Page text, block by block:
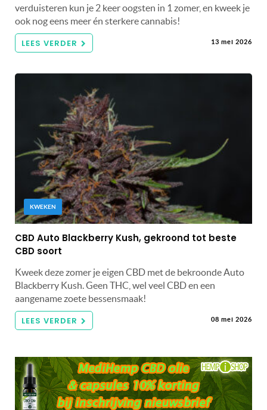
verduisteren kun je 2 keer oogsten in 1 zomer, en kweek je
ook nog eens meer én sterkere cannabis!
LEES VERDER 13 mei 2026
KWEKEN
CBD Auto Blackberry Kush, gekroond tot beste
CBD soort
Kweek deze zomer je eigen CBD met de bekroonde Auto
Blackberry Kush. Geen THC, wel veel CBD en een
aangename zoete bessensmaak!
LEES VERDER 08 mei 2026